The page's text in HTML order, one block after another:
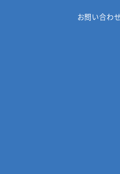
お問い合わせ